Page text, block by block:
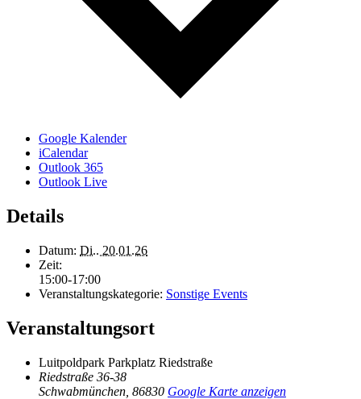
Google Kalender
iCalendar
Outlook 365
Outlook Live
Details
Datum: Di.. 20.01.26
Zeit:
15:00-17:00
Veranstaltungskategorie: Sonstige Events
Veranstaltungsort
Luitpoldpark Parkplatz Riedstraße
Riedstraße 36-38
Schwabmünchen 86830 Google Karte anzeigen